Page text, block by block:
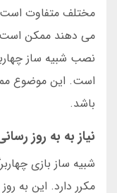
مختلف متفاوت است.
می دهند ممکن است
است. این موضوع
باشد.
نیاز به به روز
شبیه ساز بازی
مکرر دارد. این به